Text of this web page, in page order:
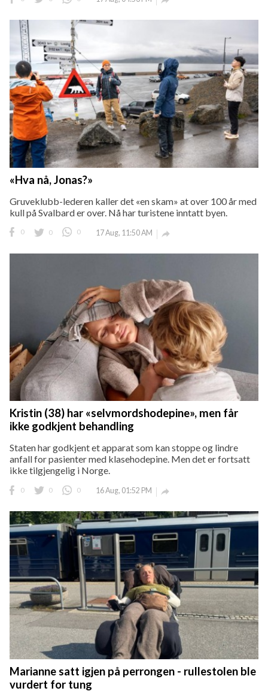
«Hva nå, Jonas?»
Gruveklubb-lederen kaller det «en skam» at over 100 år med
kull på Svalbard er over. Nå har turistene inntatt byen.
0 0 0 17 Aug, 11:50 AM 
Kristin (38) har «selvmordshodepine», men får
ikke godkjent behandling
Staten har godkjent et apparat som kan stoppe og lindre
anfall for pasienter med klasehodepine. Men det er fortsatt
ikke tilgjengelig i Norge.
0 0 0 16 Aug, 01:52 PM 
Marianne satt igjen på perrongen - rullestolen ble
vurdert for tung